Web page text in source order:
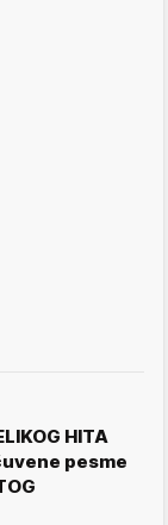
HITA
pesme